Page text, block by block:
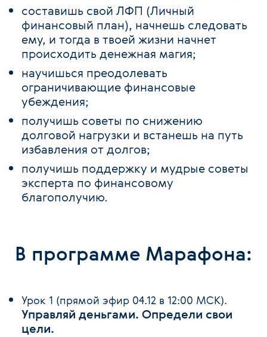
составишь свой ЛФП (Личный
финансовый план), начнешь следовать
ему, и тогда в твоей жизни начнет
происходить денежная магия;
научишься преодолевать
ограничивающие финансовые
убеждения;
получишь советы по снижению
долговой нагрузки и встанешь на путь
избавления от долгов;
получишь поддержку и мудрые советы
эксперта по финансовому
благополучию.
В программе Марафона:
Урок 1 (прямой эфир 04.12 в 12:00 МСК).
Управляй деньгами. Определи свои
цели.